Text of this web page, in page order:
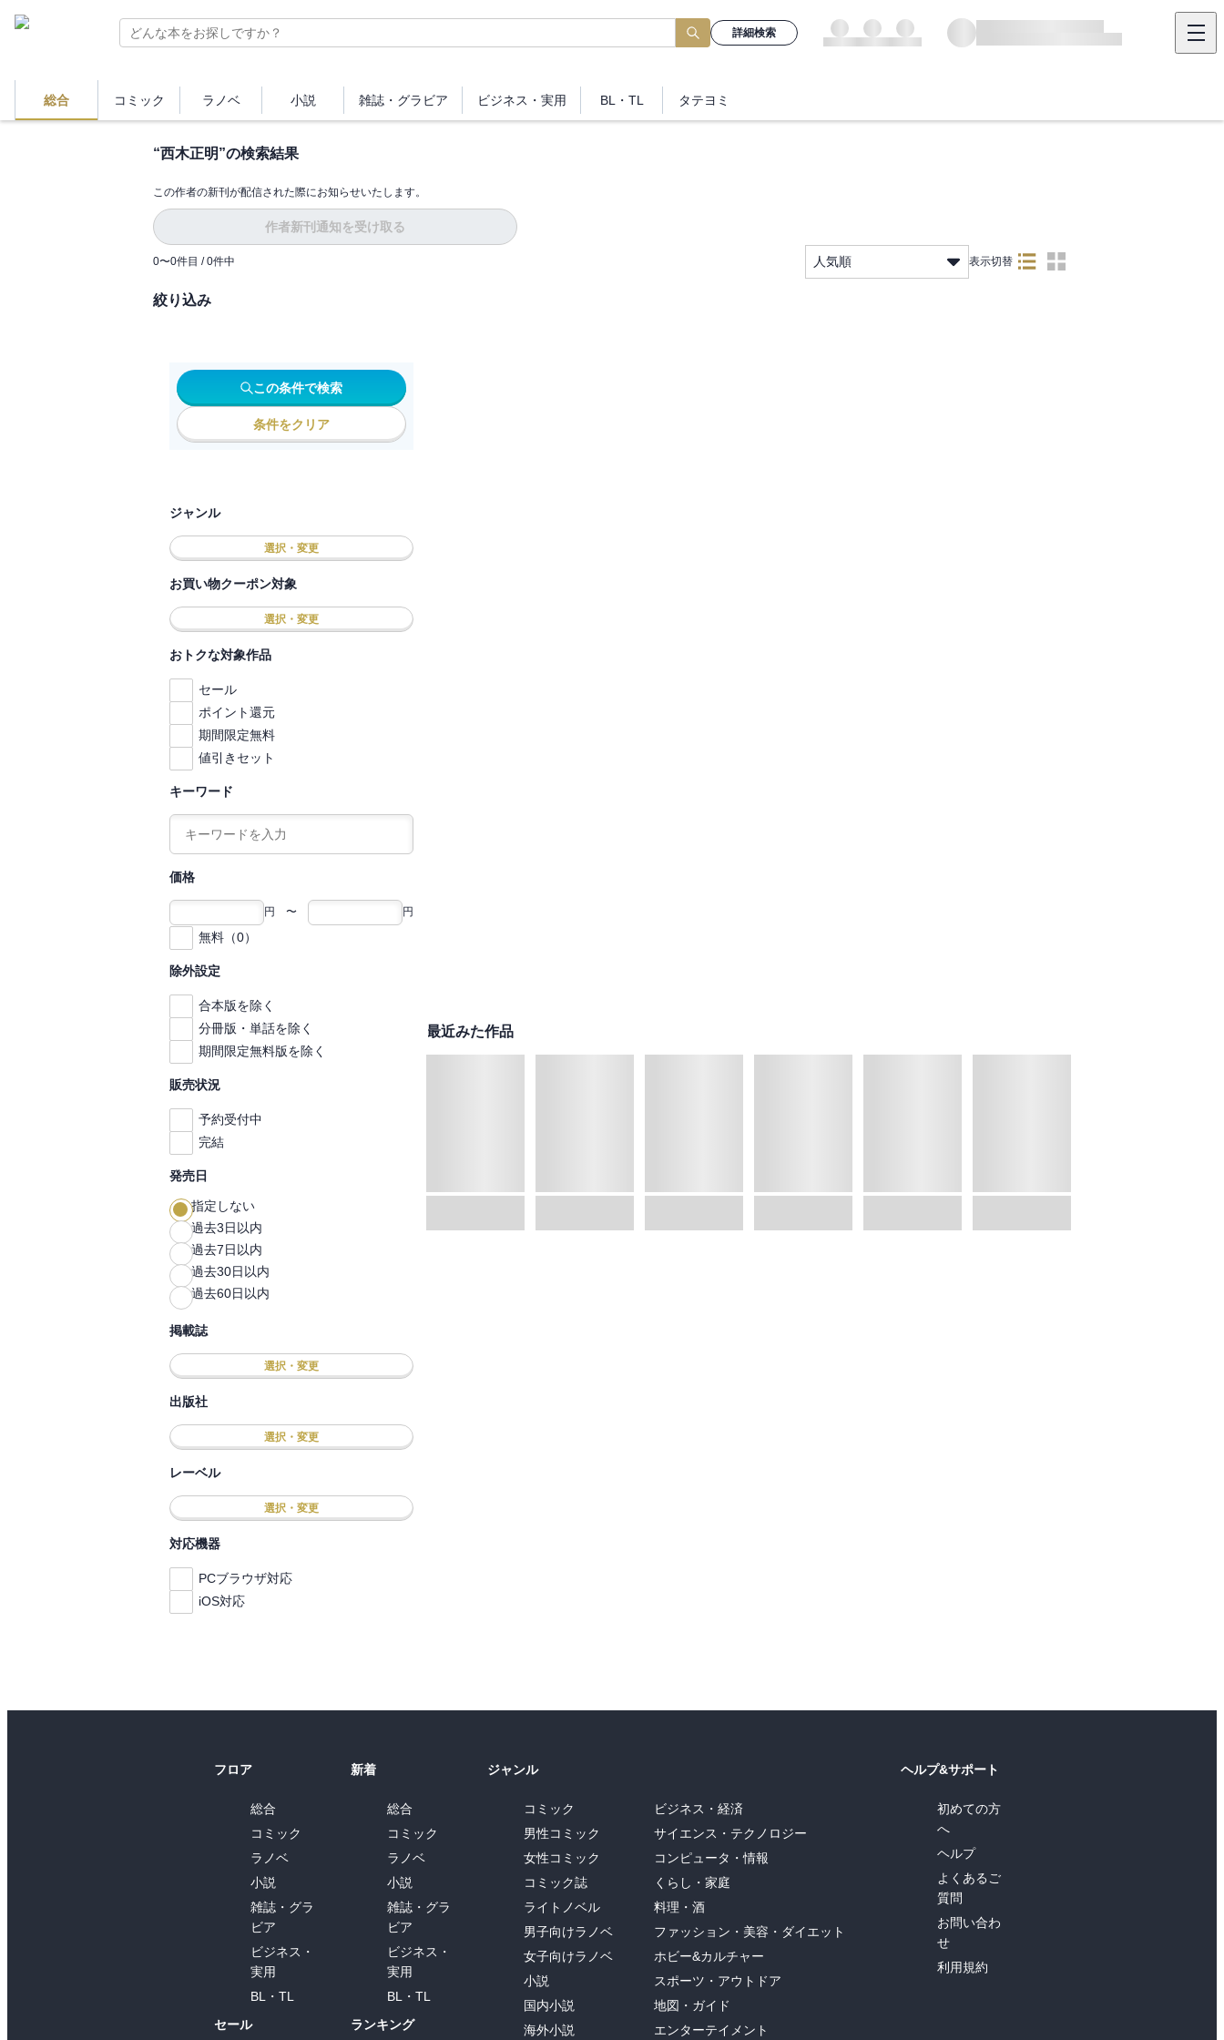
詳細検索
総合 コミック ラノベ 小説 雑誌・ グラビア ビジネス ・実用 BL・TL タテヨミ
“西木正明”の検索結果
この作者の新刊が配信された際にお知らせいたします。
作者新刊通知を受け取る
0〜0件目 / 0件中 人気順 表示切替
絞り込み
この条件で検索
条件をクリア
ジャンル
選択・変更
お買い物クーポン対象
選択・変更
おトクな対象作品
セール
ポイント還元
期間限定無料
値引きセット
キーワード
価格
円 〜 円
無料（0）
除外設定
合本版を除く
分冊版・単話を除く
期間限定無料版を除く
販売状況
予約受付中
完結
発売日
指定しない
過去3日以内
過去7日以内
過去30日以内
過去60日以内
掲載誌
選択・変更
出版社
選択・変更
レーベル
選択・変更
対応機器
PCブラウザ対応
iOS対応
最近みた作品
フロア
総合
コミック
ラノベ
小説
雑誌・グラ
ビア
ビジネス・
実用
BL・TL
セール
新着
総合
コミック
ラノベ
小説
雑誌・グラ
ビア
ビジネス・
実用
BL・TL
ランキング
ジャンル
コミック
男性コミック
女性コミック
コミック誌
ライトノベル
男子向けラノベ
女子向けラノベ
小説
国内小説
海外小説
ビジネス・経済
サイエンス・テクノロジー
コンピュータ・情報
くらし・家庭
料理・酒
ファッション・美容・ダイエット
ホビー&カルチャー
スポーツ・アウトドア
地図・ガイド
エンターテイメント
ヘルプ&サポート
初めての方
へ
ヘルプ
よくあるご
質問
お問い合わ
せ
利用規約